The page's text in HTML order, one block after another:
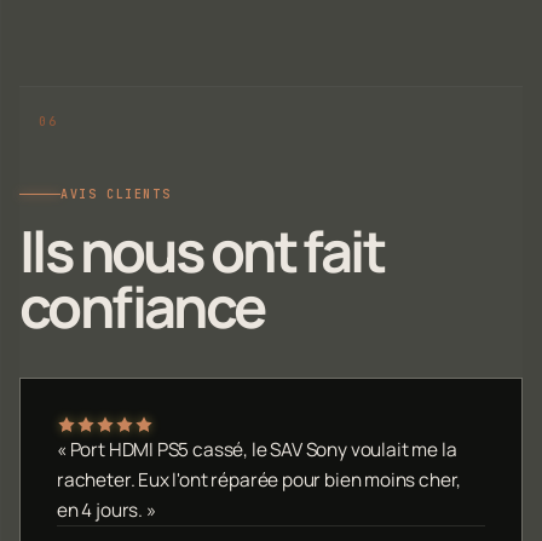
AVIS CLIENTS
Ils nous ont fait
confiance
« Port HDMI PS5 cassé, le SAV Sony voulait me la
racheter. Eux l'ont réparée pour bien moins cher,
en 4 jours. »